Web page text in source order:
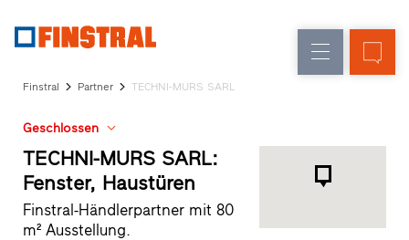
Glaswände
Service
Partner-
Programm
Händlersuche
Schnelleinstiege
Finstral Partner TECHNI-MURS SARL
Geschlossen
TECHNI-MURS SARL:
Fenster, Haustüren
Finstral-Händlerpartner mit 80
m² Ausstellung.